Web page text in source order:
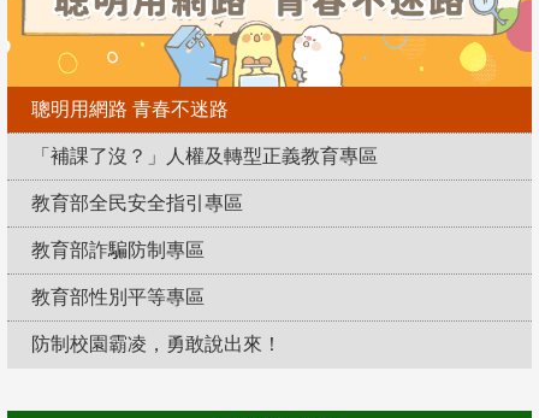
聰明用網路 青春不迷路
「補課了沒？」人權及轉型正義教育專區
教育部全民安全指引專區
教育部詐騙防制專區
教育部性別平等專區
防制校園霸凌，勇敢說出來！